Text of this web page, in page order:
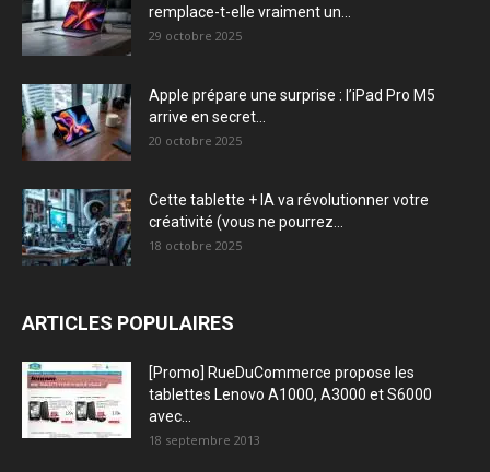
remplace-t-elle vraiment un...
29 octobre 2025
Apple prépare une surprise : l’iPad Pro M5
arrive en secret...
20 octobre 2025
Cette tablette + IA va révolutionner votre
créativité (vous ne pourrez...
18 octobre 2025
ARTICLES POPULAIRES
[Promo] RueDuCommerce propose les
tablettes Lenovo A1000, A3000 et S6000
avec...
18 septembre 2013